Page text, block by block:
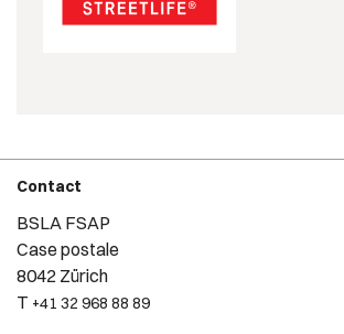
Contact
BSLA FSAP
Case postale
8042 Zürich
T +41 32 968 88 89